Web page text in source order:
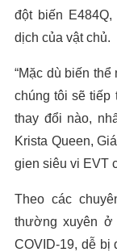
đột biến
dịch của vật chủ.
“Mặc dù biến
chúng tôi sẽ tiếp
thay đổi nào,
Krista Queen,
gien siêu vi EVT
Theo các
thường xuyên ở
COVID-19, dễ bị